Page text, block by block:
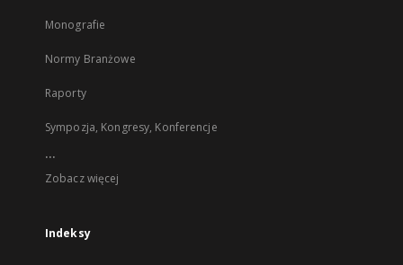
Monografie
Normy Branżowe
Raporty
Sympozja, Kongresy, Konferencje
...
Zobacz więcej
Indeksy